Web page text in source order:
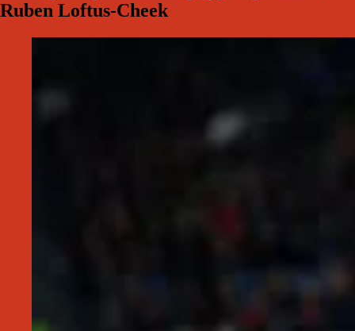
Ruben Loftus-Cheek